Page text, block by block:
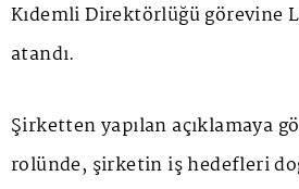
Kıdemli Direktörlüğü görevine
atandı.
Şirketten yapılan açıklamaya
rolünde, şirketin iş hedefleri